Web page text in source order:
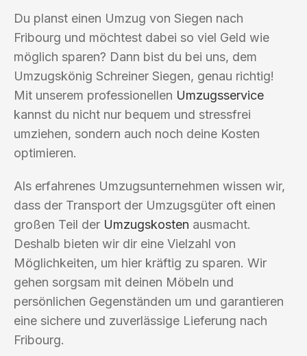
Du planst einen Umzug von Siegen nach
Fribourg und möchtest dabei so viel Geld wie
möglich sparen? Dann bist du bei uns, dem
Umzugskönig Schreiner Siegen, genau richtig!
Mit unserem professionellen Umzugsservice
kannst du nicht nur bequem und stressfrei
umziehen, sondern auch noch deine Kosten
optimieren.
Als erfahrenes Umzugsunternehmen wissen wir,
dass der Transport der Umzugsgüter oft einen
großen Teil der Umzugskosten ausmacht.
Deshalb bieten wir dir eine Vielzahl von
Möglichkeiten, um hier kräftig zu sparen. Wir
gehen sorgsam mit deinen Möbeln und
persönlichen Gegenständen um und garantieren
eine sichere und zuverlässige Lieferung nach
Fribourg.